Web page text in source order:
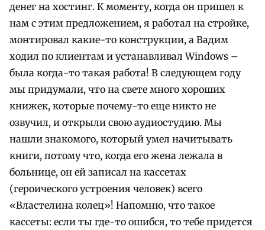
денег на хостинг. К моменту, когда он пришел к
нам с этим предложением, я работал на стройке,
монтировал какие-то конструкции, а Вадим
ходил по клиентам и устанавливал Windows –
была когда-то такая работа! В следующем году
мы придумали, что на свете много хороших
книжек, которые почему-то еще никто не
озвучил, и открыли свою аудиостудию. Мы
нашли знакомого, который умел начитывать
книги, потому что, когда его жена лежала в
больнице, он ей записал на кассетах
(героического устроения человек) всего
«Властелина колец»! Напомню, что такое
кассеты: если ты где-то ошибся, то тебе придется